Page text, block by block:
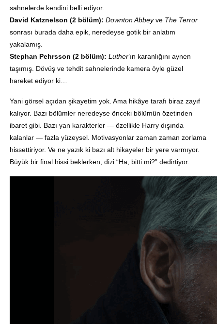
sahnelerde kendini belli ediyor.
David Katznelson (2 bölüm): Downton Abbeyve The Terror
sonrası burada daha epik, neredeyse gotik bir anlatım
yakalamış.
Stephan Pehrsson (2 bölüm): Luther’ın karanlığını aynen
taşımış. Dövüş ve tehdit sahnelerinde kamera öyle güzel
hareket ediyor ki…
Yani görsel açıdan şikayetim yok. Ama hikâye tarafı biraz zayıf
kalıyor. Bazı bölümler neredeyse önceki bölümün özetinden
ibaret gibi. Bazı yan karakterler — özellikle Harry dışında
kalanlar — fazla yüzeysel. Motivasyonlar zaman zaman zorlama
hissettiriyor. Ve ne yazık ki bazı alt hikayeler bir yere varmıyor.
Büyük bir final hissi beklerken, dizi “Ha, bitti mi?” dedirtiyor.